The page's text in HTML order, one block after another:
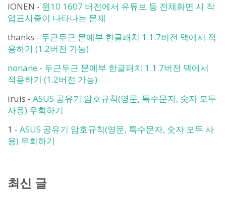
IONEN - 윈10 1607 버전에서 유튜브 등 전체화면 시 작
업표시줄이 나타나는 문제
thanks - 두근두근 문예부 한글패치 1.1.7버전 맥에서 적
용하기 (1.2버전 가능)
nonane - 두근두근 문예부 한글패치 1.1.7버전 맥에서
적용하기 (1.2버전 가능)
iruis - ASUS 공유기 암호규칙(영문, 특수문자, 숫자 모두
사용) 우회하기
1 - ASUS 공유기 암호규칙(영문, 특수문자, 숫자 모두 사
용) 우회하기
최신 글